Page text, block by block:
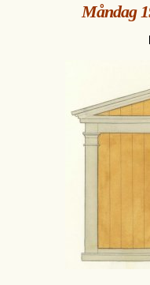
Måndag